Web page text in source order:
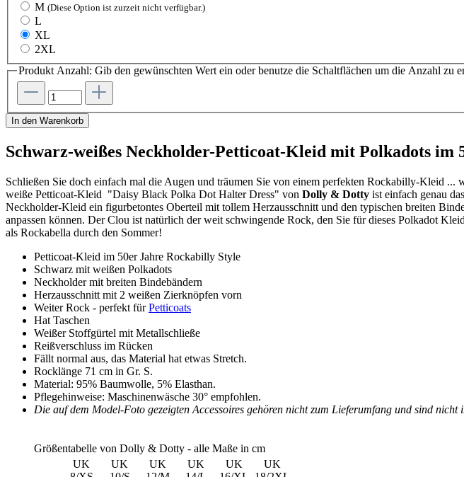
M (Diese Option ist zurzeit nicht verfügbar.)
L
XL
2XL
Produkt Anzahl: Gib den gewünschten Wert ein oder benutze die Schaltflächen um die Anzahl zu
In den Warenkorb
Schwarz-weißes Neckholder-Petticoat-Kleid mit Polkadots im
Schließen Sie doch einfach mal die Augen und träumen Sie von einem perfekten Rockabilly-Kleid
weiße Petticoat-Kleid "Daisy Black Polka Dot Halter Dress" von Dolly & Dotty ist einfach genau
Neckholder-Kleid ein figurbetontes Oberteil mit tollem Herzausschnitt und den typischen breiten
anpassen können. Der Clou ist natürlich der weit schwingende Rock, den Sie für dieses Polkadot
als Rockabella durch den Sommer!
Petticoat-Kleid im 50er Jahre Rockabilly Style
Schwarz mit weißen Polkadots
Neckholder mit breiten Bindebändern
Herzausschnitt mit 2 weißen Zierknöpfen vorn
Weiter Rock - perfekt fürPetticoats
Hat Taschen
Weißer Stoffgürtel mit Metallschließe
Reißverschluss im Rücken
Fällt normal aus, das Material hat etwas Stretch.
Rocklänge 71 cm in Gr. S.
Material: 95% Baumwolle, 5% Elasthan.
Pflegehinweise: Maschinenwäsche 30° empfohlen.
Die auf dem Model-Foto gezeigten Accessoires gehören nicht zum Lieferumfang und sind nicht
Größentabelle von Dolly & Dotty - alle Maße in cm
UK
UK
UK
UK
UK
UK